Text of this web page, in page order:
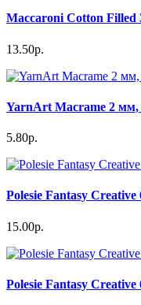
Maccaroni Cotton Filled
13.50р.
YarnArt Macrame 2 мм,
5.80р.
Polesie Fantasy
15.00р.
Polesie Fantasy